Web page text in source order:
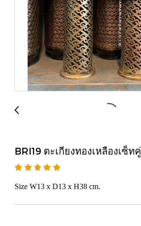
BRI19 ตะเกียงทองเหลืองเซ็ทคู่
Size W13 x D13 x H38 cm.